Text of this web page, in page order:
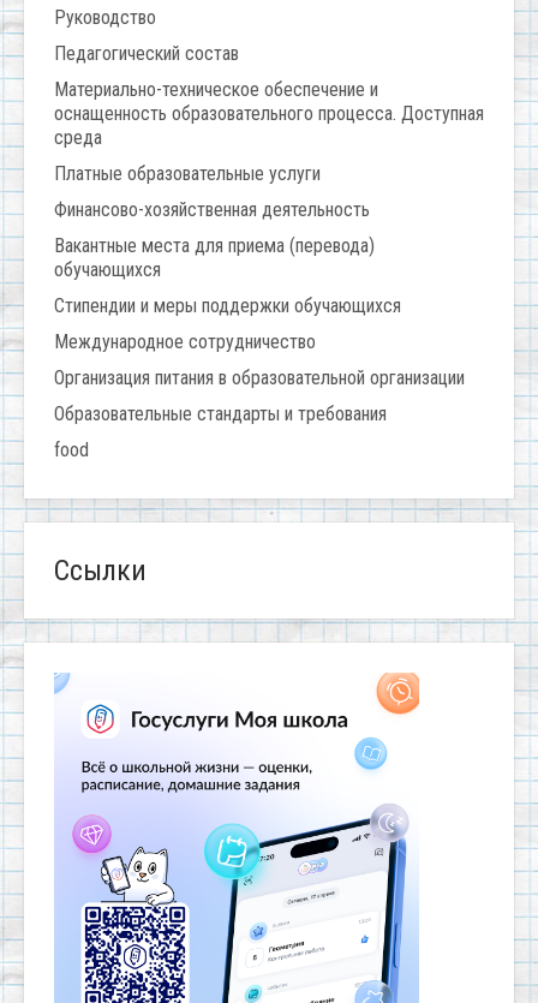
Руководство
Педагогический состав
Материально-техническое обеспечение и
оснащенность образовательного процесса. Доступная
среда
Платные образовательные услуги
Финансово-хозяйственная деятельность
Вакантные места для приема (перевода)
обучающихся
Стипендии и меры поддержки обучающихся
Международное сотрудничество
Организация питания в образовательной организации
Образовательные стандарты и требования
food
Ссылки